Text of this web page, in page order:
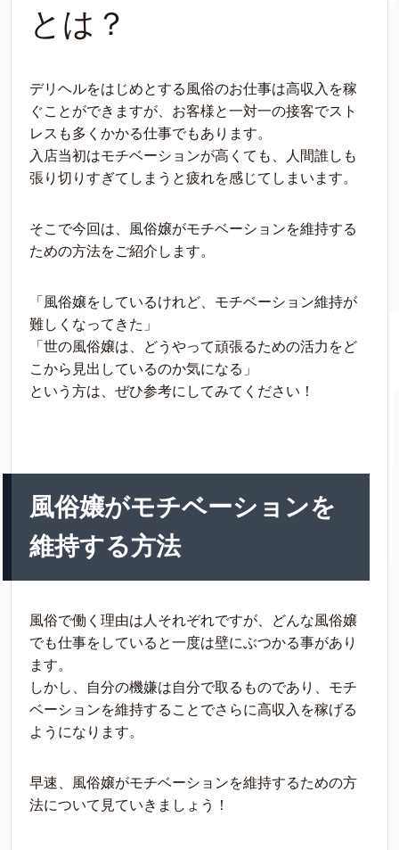
とは？
デリヘルをはじめとする風俗のお仕事は高収入を稼
ぐことができますが、お客様と一対一の接客でスト
レスも多くかかる仕事でもあります。
入店当初はモチベーションが高くても、人間誰しも
張り切りすぎてしまうと疲れを感じてしまいます。
そこで今回は、風俗嬢がモチベーションを維持する
ための方法をご紹介します。
「風俗嬢をしているけれど、モチベーション維持が
難しくなってきた」
「世の風俗嬢は、どうやって頑張るための活力をど
こから見出しているのか気になる」
という方は、ぜひ参考にしてみてください！
風俗嬢がモチベーションを
維持する方法
風俗で働く理由は人それぞれですが、どんな風俗嬢
でも仕事をしていると一度は壁にぶつかる事があり
ます。
しかし、自分の機嫌は自分で取るものであり、モチ
ベーションを維持することでさらに高収入を稼げる
ようになります。
早速、風俗嬢がモチベーションを維持するための方
法について見ていきましょう！